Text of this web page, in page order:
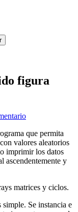
figura
que permita
valores aleatorios
imprimir los datos
ascendentemente y
matrices y ciclos.
Se instancia e